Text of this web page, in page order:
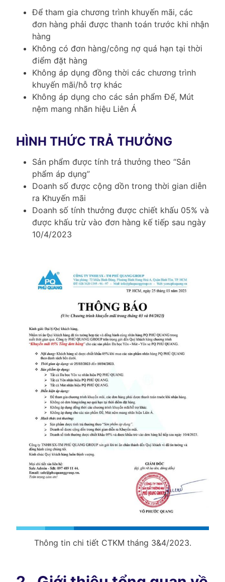
Để tham gia chương trình khuyến mãi, các
đơn hàng phải được thanh toán trước khi nhận
hàng
Không có đơn hàng/công nợ quá hạn tại thời
điểm đặt hàng
Không áp dụng đồng thời các chương trình
khuyến mãi/hỗ trợ khác
Không áp dụng cho các sản phẩm Đế, Mút
nệm mang nhãn hiệu Liên Á
HÌNH THỨC TRẢ THƯỞNG
Sản phẩm được tính trả thưởng theo “Sản
phẩm áp dụng”
Doanh số được cộng dồn trong thời gian diễn
ra Khuyến mãi
Doanh số tính thưởng được chiết khấu 05% và
được khấu trừ vào đơn hàng kế tiếp sau ngày
10/4/2023
Thông tin chi tiết CTKM tháng 3&4/2023.